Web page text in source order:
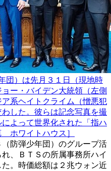
団）は先月３１日（現地時
ー・バイデン大統領（左側
系ヘイトクライム（憎悪犯
した。彼らは記念写真を撮
よって世界化された「指ハ
ホワイトハウス］
防弾少年団）のグループ活
、ＢＴＳの所属事務所ハイ
。時価総額は２兆ウォン近